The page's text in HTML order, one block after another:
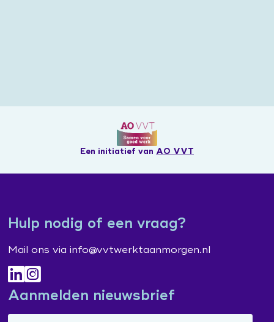
Een initiatief van AO VVT
Hulp nodig of een vraag?
Mail ons via info@vvtwerktaanmorgen.nl
Aanmelden nieuwsbrief